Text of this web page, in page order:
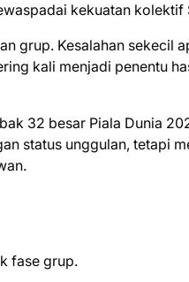
kekuatan kolektif
grup. Kesalahan sekecil
kali menjadi penentu
32 besar Piala Dunia
status unggulan, tetapi
fase grup.